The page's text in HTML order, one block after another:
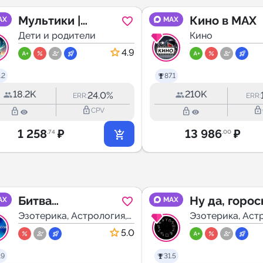
Мультики |
Мультфильмы
Дети и родители
4.9
18.2K ERR:24.0%
lock_outline lock_outlineCPV
1 258.74 ₽
MAX
87.1
Кино в MAX
Кино
210K ERR:
lock_outline lock_outline
13 986.00 ₽
Битва
Экстрасенсов
Эзотерика, Астрология,
Мистика
5.0
MAX
31.5
Ну да,
Эзотерика,
Мистика